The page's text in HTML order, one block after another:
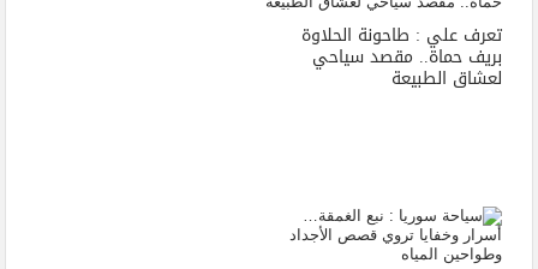
تعرف علي : طاحونة الحلاوة
بريف حماة.. مقصد سياحي
لعشاق الطبيعة